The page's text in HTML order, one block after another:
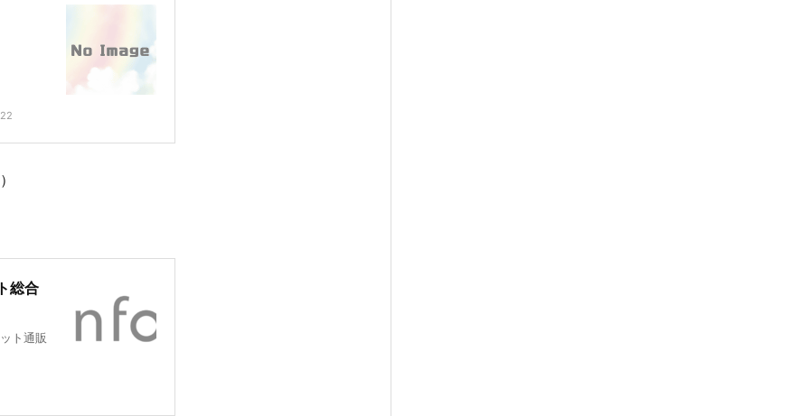
総合
ト通販